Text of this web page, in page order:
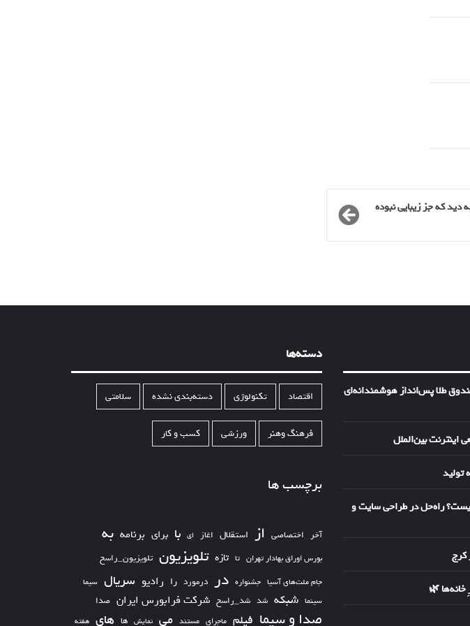
که جز زیبایی نبوده
طلا پس‌انداز هوشمندانه‌ای
بین‌الملل
تولید
راه‌حل در طراحی سایت و
کرج
🌿
دسته‌ها
اقتصاد تکنولوژی دسته‌بندی نشده سلامتی
فرهنگ وهنر ورزشی کسب و کار
برچسب ها
آخر اختصاصی از استقلال اغاز ای با برای برنامه به
بورس اوراق بهادار تهران تا تازه تلویزیون تلویزیون_راسخ
جام ملت‌های آسیا جشنواره در درمورد را رادیو سریال سیما
سینما شبکه شد شد_راسخ شرکت فرابورس ایران صدا
صدا و سیما فیلم ماجرای مستند می نمایش ها های هفته